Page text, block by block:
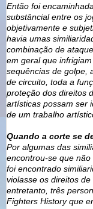
Então foi
substâncial entre os
objetivamente e
havia umas
combinação de
em geral que
sequências de golpe,
de circuito, toda a
proteção dos direitos
artísticas possam ser
de um trabalho
Quando a corte se
Por algumas das
encontrou-se que não
foi encontrado
violasse os direitos de
entretanto, três
Fighters History que